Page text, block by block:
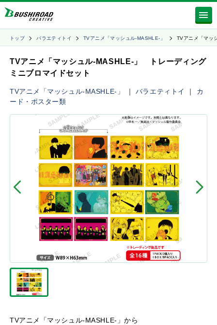
トップ バラエティトイ TVアニメ「マッシュル-MASHLE-」 TVアニメ「マッ
TVアニメ「マッシュル-MASHLE-」 トレーディング
ミニブロマイドセット
TVアニメ「マッシュル-MASHLE-」 ｜ バラエティトイ ｜ カ
ード・ポスター類
TVアニメ「マッシュル-MASHLE-」から